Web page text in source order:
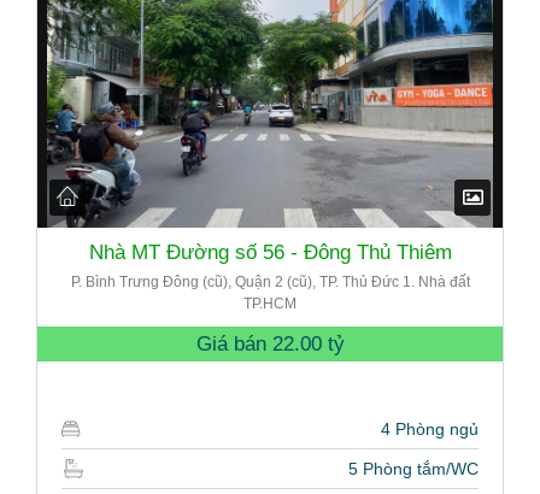
Nhà MT Đường số 56 - Đông Thủ Thiêm
P. Bình Trưng Đông (cũ), Quận 2 (cũ), TP. Thủ Đức 1. Nhà đất
TP.HCM
Giá bán 22.00 tỷ
4 Phòng ngủ
5 Phòng tắm/WC